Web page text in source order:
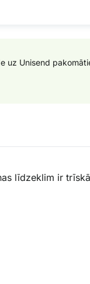
uz Unisend
līdzeklim ir